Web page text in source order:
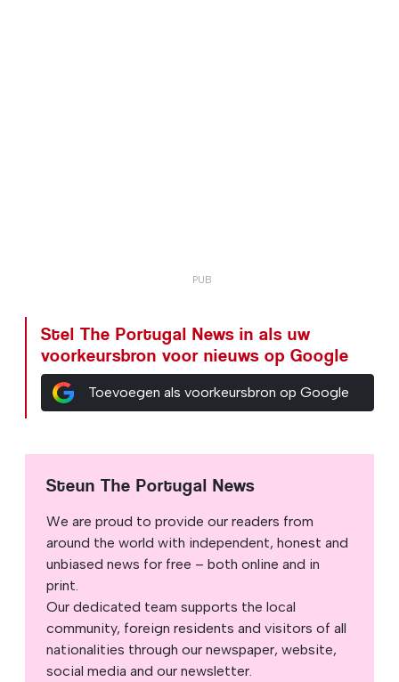
Stel The Portugal News in als uw
voorkeursbron voor nieuws op Google
Toevoegen als voorkeursbron op Google
Steun The Portugal News
We are proud to provide our readers from
around the world with independent, honest and
unbiased news for free – both online and in
print.
Our dedicated team supports the local
community, foreign residents and visitors of all
nationalities through our newspaper, website,
social media and our newsletter.